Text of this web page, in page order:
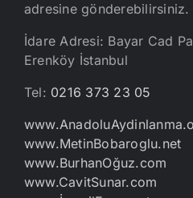
adresine gönderebilirsiniz.
İdare Adresi: Bayar Cad
Erenköy İstanbul
Tel: 0216 373 23 05
www.MetinBobaroglu.net
www.BurhanOğuz.com
www.CavitSunar.com